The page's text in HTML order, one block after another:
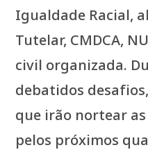
Igualdade Racial,
Tutelar, CMDCA,
civil organizada.
debatidos
que irão nortear
pelos próximos